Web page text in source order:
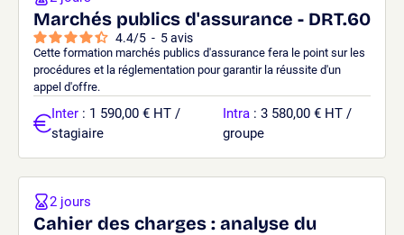
Marchés publics d'assurance - DRT.60
4.4/5 - 5avis
Cette formation marchés publics d'assurance fera le point sur les
procédures et la réglementation pour garantir la réussite d'un
appel d'offre.
Inter : 1 590,00 € HT /
stagiaire
Intra : 3 580,00 € HT /
groupe
Cahier des charges : analyse du
2 jours